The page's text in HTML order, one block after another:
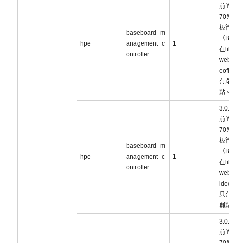
hpe
baseboard_m
anagement_c
ontroller
1
前
70
板
在
有
點
hpe
baseboard_m
anagement_c
ontroller
1
前
70
板
在
具
弱
前